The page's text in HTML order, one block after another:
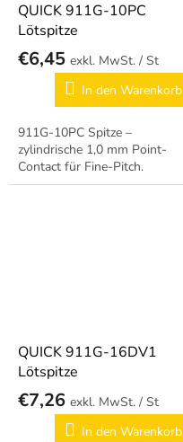
QUICK 911G-10PC
Lötspitze
€6,45
/ St
In den Warenkorb
911G-10PC Spitze –
zylindrische 1,0 mm Point-
Contact für Fine-Pitch.
QUICK 911G-16DV1
Lötspitze
€7,26
/ St
In den Warenkorb